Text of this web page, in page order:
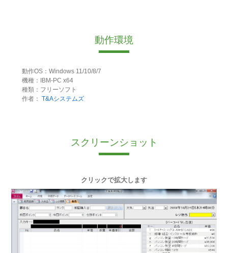
動作環境
動作OS：Windows 11/10/8/7
機種：IBM-PC x64
種類：フリーソフト
作者： T&Aシステムズ
スクリーンショット
クリックで拡大します